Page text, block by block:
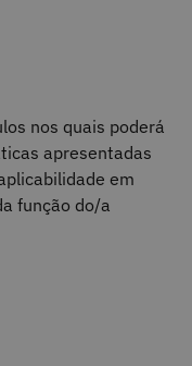
nos quais poderá
apresentadas
em
função do/a